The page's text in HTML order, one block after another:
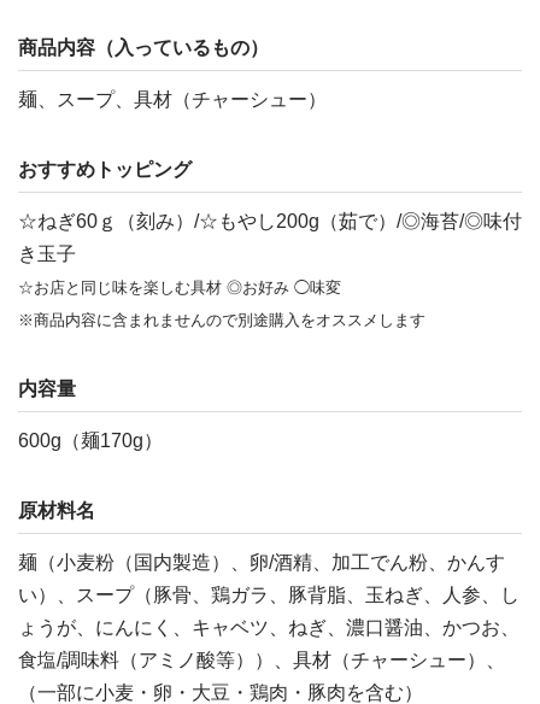
商品内容（入っているもの）
麺、スープ、具材（チャーシュー）
おすすめトッピング
☆ねぎ60ｇ（刻み）/☆もやし200g（茹で）/◎海苔/◎味付
き玉子
☆お店と同じ味を楽しむ具材 ◎お好み ◯味変
※商品内容に含まれませんので別途購入をオススメします
内容量
600g（麺170g）
原材料名
麺（小麦粉（国内製造）、卵/酒精、加工でん粉、かんす
い）、スープ（豚骨、鶏ガラ、豚背脂、玉ねぎ、人参、し
ょうが、にんにく、キャベツ、ねぎ、濃口醤油、かつお、
食塩/調味料（アミノ酸等））、具材（チャーシュー）、
（一部に小麦・卵・大豆・鶏肉・豚肉を含む）